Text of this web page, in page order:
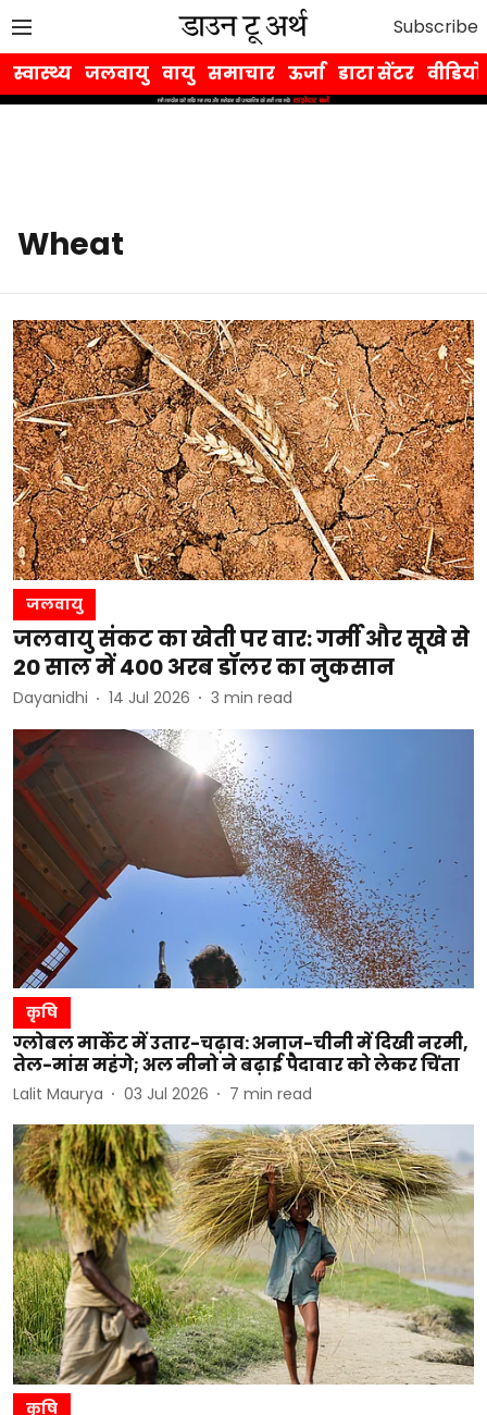
Subscribe
स्वास्थ्य जलवायु वायु समाचार ऊर्जा डाटा सेंटर वीडियो
Wheat
जलवायु
जलवायु संकट का खेती पर वार: गर्मी और सूखे से
20 साल में 400 अरब डॉलर का नुकसान
Dayanidhi 14 Jul 2026 3 min read
कृषि
ग्लोबल मार्केट में उतार-चढ़ाव: अनाज-चीनी में दिखी नरमी,
तेल-मांस महंगे; अल नीनो ने बढ़ाई पैदावार को लेकर चिंता
Lalit Maurya 03 Jul 2026 7 min read
कृषि